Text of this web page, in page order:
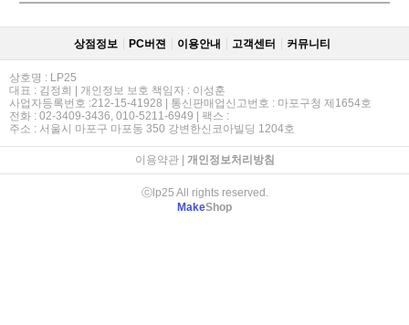
상점정보 PC버젼 이용안내 고객센터 커뮤니티
상호명 : LP25
대표 : 김정희 | 개인정보 보호 책임자 : 이성훈
사업자등록번호 :212-15-41928 | 통신판매업신고번호 : 마포구청 제1654호
전화 : 02-3409-3436, 010-5211-6949 | 팩스 :
주소 : 서울시 마포구 마포동 350 강변한신코아빌딩 1204호
이용약관| 개인정보처리방침
ⓒlp25 All rights reserved.
MakeShop